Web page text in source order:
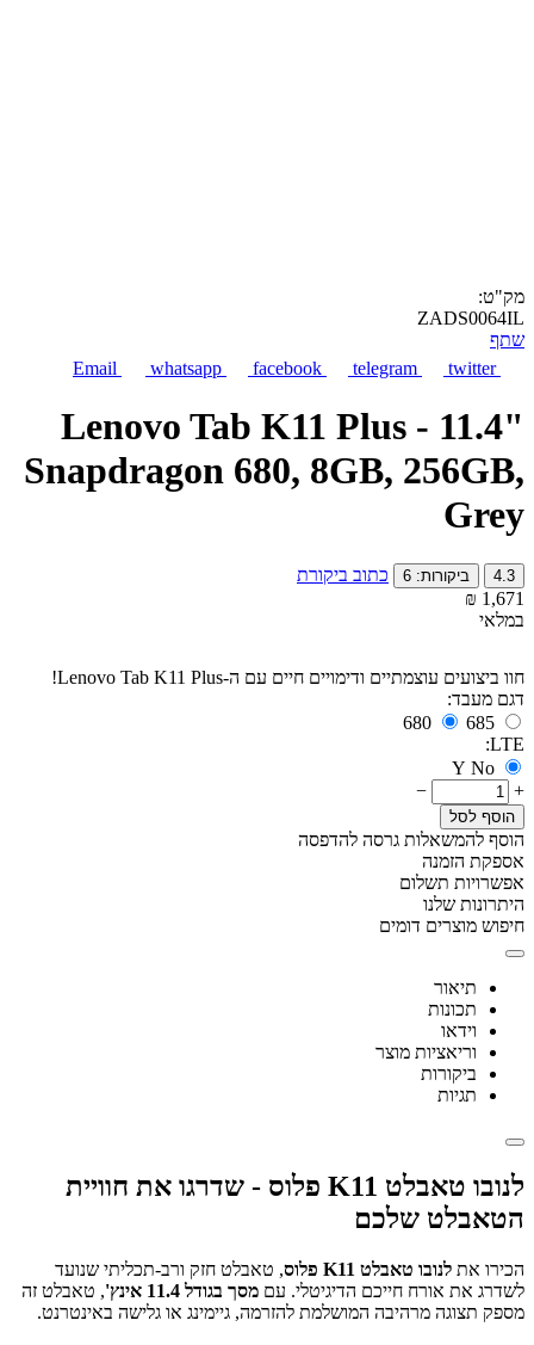
מק"ט:
ZADS0064IL
שתף
Email
whatsapp facebook telegram twitter
Lenovo Tab K11 Plus - 11.4"
Snapdragon 680, 8GB, 256GB,
Grey
4.3 ביקורות: 6
כתוב ביקורת
₪ 1,671
במלאי
חוו ביצועים עוצמתיים ודימויים חיים עם ה-Lenovo Tab K11 Plus!
דגם מעבד:
685
680
LTE:
No
Y
+
−
הוסף לסל
הוסף להמשאלות גרסה להדפסה
אספקת הזמנה
אפשרויות תשלום
היתרונות שלנו
חיפוש מוצרים דומים
תיאור
תכונות
וידאו
וריאציות מוצר
ביקורות
תגיות
לנובו טאבלט K11 פלוס - שדרגו את חוויית
הטאבלט שלכם
הכירו את לנובו טאבלט K11 פלוס
, טאבלט חזק ורב-תכליתי שנועד
לשדרג את אורח חייכם הדיגיטלי. עם מסך בגודל 11.4 אינץ'
, טאבלט זה
מספק תצוגה מרהיבה המושלמת להזרמה, גיימינג או גלישה באינטרנט.